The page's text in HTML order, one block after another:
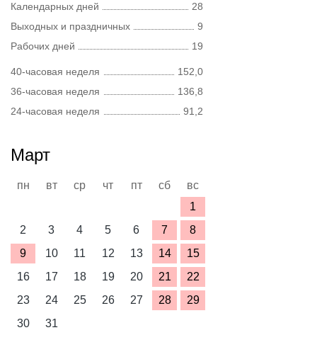
Календарных дней
28
Выходных и праздничных
9
Рабочих дней
19
40-часовая неделя
152,0
36-часовая неделя
136,8
24-часовая неделя
91,2
Март
пн вт ср чт пт сб
вс
1
2
3 4 5 6 7
8
9
10 11 12 13 14
15
16
17 18 19 20 21
22
23
24 25 26 27 28
29
30
31